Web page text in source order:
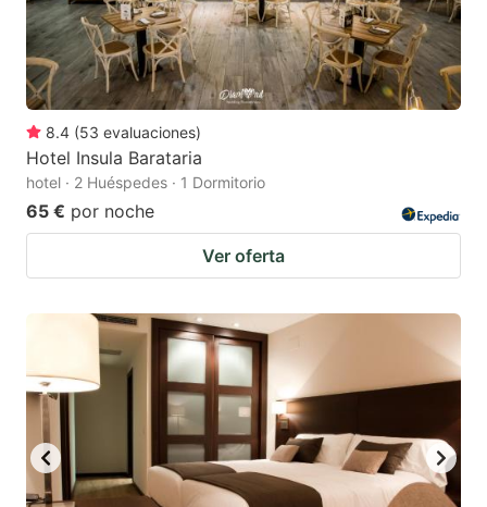
8.4 (53 evaluaciones)
Hotel Insula Barataria
hotel · 2 Huéspedes · 1 Dormitorio
65 € por noche
Ver oferta